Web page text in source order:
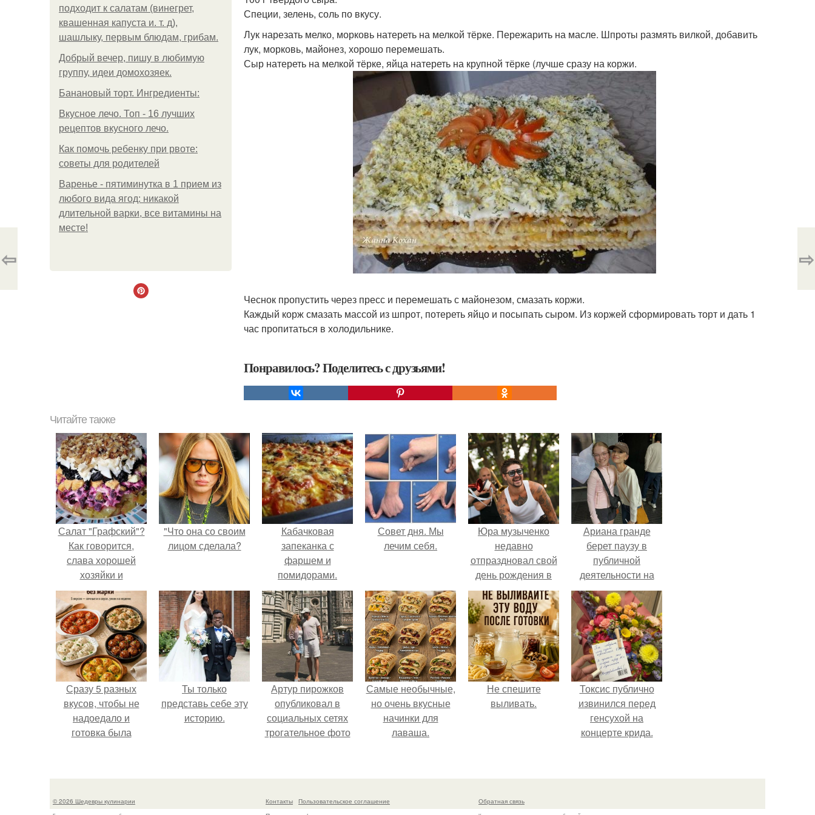
подходит к салатам (винегрет,
квашенная капуста и. т. д),
шашлыку, первым блюдам, грибам.
Добрый вечер, пишу в любимую
группу, идеи домохозяек.
Банановый торт. Ингредиенты:
Вкусное лечо. Топ - 16 лучших
рецептов вкусного лечо.
Как помочь ребенку при рвоте:
советы для родителей
Варенье - пятиминутка в 1 прием из
любого вида ягод: никакой
длительной варки, все витамины на
месте!
Специи, зелень, соль по вкусу.
Лук нарезать мелко, морковь натереть на мелкой тёрке. Пережарить на масле. Шпроты размять вилкой, добавить
лук, морковь, майонез, хорошо перемешать.
Сыр натереть на мелкой тёрке, яйца натереть на крупной тёрке (лучше сразу на коржи.
Чеснок пропустить через пресс и перемешать с майонезом, смазать коржи.
Каждый корж смазать массой из шпрот, потереть яйцо и посыпать сыром. Из коржей сформировать торт и дать 1
час пропитаться в холодильнике.
Понравилось? Поделитесь с друзьями!
⇦ ⇨
Читайте также
Салат "Графский"?
Как говорится,
слава хорошей
хозяйки и
великолепной
кулинарки
рождается именно
за праздничным
столом.
"Что она со своим
лицом сделала?
Кабачковая
запеканка с
фаршем и
помидорами.
Совет дня. Мы
лечим себя.
Юра музыченко
недавно
отпраздновал свой
день рождения в
кругу самых
близких и родных
людей.
Ариана гранде
берет паузу в
публичной
деятельности на
фоне слухов о
своем здоровье.
Сразу 5 разных
вкусов, чтобы не
надоедало и
готовка была
Ты только
представь себе эту
историю.
Артур пирожков
опубликовал в
социальных сетях
трогательное фото
сделанное во
путешествия в
Самые необычные,
но очень вкусные
начинки для
лаваша.
Не спешите
выливать.
Токсис публично
извинился перед
генсухой на
концерте крида.
© 2026 Шедевры кулинарии Контакты
Пользовательское соглашение
Обратная связь